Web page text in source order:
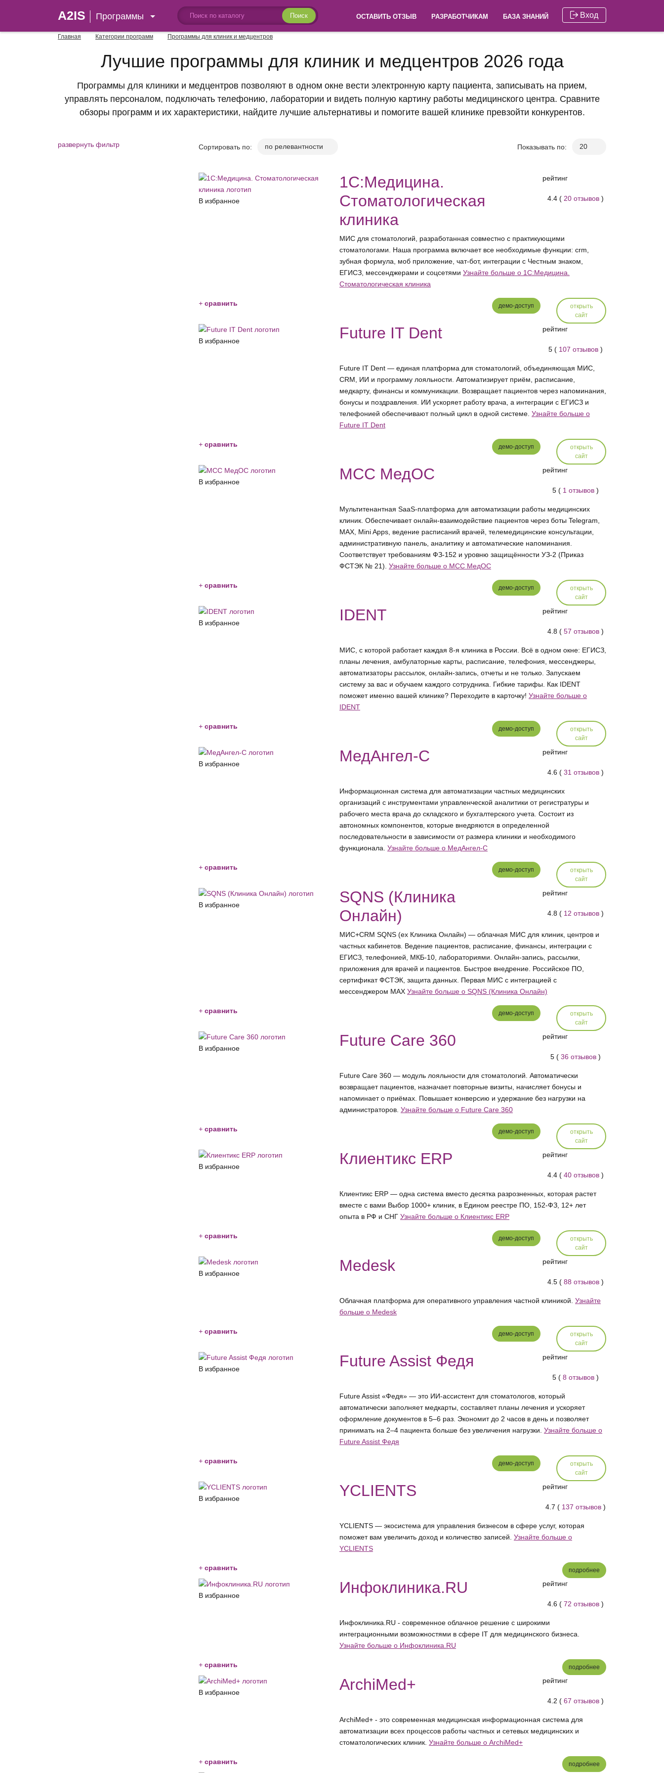
A2IS Программы ОСТАВИТЬ ОТЗЫВ РАЗРАБОТЧИКАМ БАЗА ЗНАНИЙ
Поиск Вход
Главная Категории программ Программы для клиник и медцентров
Лучшие программы для клиник и медцентров 2026 года
Программы для клиники и медцентров позволяют в одном окне вести электронную карту пациента, записывать на прием,
управлять персоналом, подключать телефонию, лаборатории и видеть полную картину работы медицинского центра. Сравните
обзоры программ и их характеристики, найдите лучшие альтернативы и помогите вашей клинике превзойти конкурентов.
развернуть фильтр Сортировать по: Показывать по:
В избранное
1C:Медицина.
Стоматологическая
клиника
рейтинг
4.4 (20 отзывов )
МИС для стоматологий, разработанная совместно с практикующими
стоматологами. Наша программа включает все необходимые функции: crm,
зубная формула, моб приложение, чат-бот, интеграции с Честным знаком,
ЕГИСЗ, мессенджерами и соцсетями Узнайте больше о 1C:Медицина.
Стоматологическая клиника
демо-доступ
открыть
сайт
+ сравнить
В избранное Future IT Dent рейтинг
5 ( 107 отзывов )
Future IT Dent — единая платформа для стоматологий, объединяющая МИС,
CRM, ИИ и программу лояльности. Автоматизирует приём, расписание,
медкарту, финансы и коммуникации. Возвращает пациентов через напоминания,
бонусы и поздравления. ИИ ускоряет работу врача, а интеграции с ЕГИСЗ и
телефонией обеспечивают полный цикл в одной системе. Узнайте больше о
Future IT Dent
демо-доступ
открыть
сайт
+ сравнить
В избранное МСС МедОС рейтинг
5 ( 1 отзывов )
Мультитенантная SaaS-платформа для автоматизации работы медицинских
клиник. Обеспечивает онлайн-взаимодействие пациентов через боты Telegram,
MAX, Mini Apps, ведение расписаний врачей, телемедицинские консультации,
административную панель, аналитику и автоматические напоминания.
Соответствует требованиям ФЗ-152 и уровню защищённости УЗ-2 (Приказ
ФСТЭК № 21). Узнайте больше о МСС МедОС
демо-доступ
открыть
сайт
+ сравнить
В избранное IDENT рейтинг
4.8 (57 отзывов )
МИС, с которой работает каждая 8-я клиника в России. Всё в одном окне: ЕГИСЗ,
планы лечения, амбулаторные карты, расписание, телефония, мессенджеры,
автоматизаторы рассылок, онлайн-запись, отчеты и не только. Запускаем
систему за вас и обучаем каждого сотрудника. Гибкие тарифы. Как IDENT
поможет именно вашей клинике? Переходите в карточку! Узнайте больше о
IDENT
демо-доступ
открыть
сайт
+ сравнить
В избранное МедАнгел-С рейтинг
4.6 (31 отзывов )
Информационная система для автоматизации частных медицинских
организаций с инструментами управленческой аналитики от регистратуры и
рабочего места врача до складского и бухгалтерского учета. Состоит из
автономных компонентов, которые внедряются в определенной
последовательности в зависимости от размера клиники и необходимого
функционала. Узнайте больше о МедАнгел-С
демо-доступ
открыть
сайт
+ сравнить
В избранное
SQNS (Клиника
Онлайн)
рейтинг
4.8 ( 12 отзывов )
МИС+CRM SQNS (ex Клиника Онлайн) — облачная МИС для клиник, центров и
частных кабинетов. Ведение пациентов, расписание, финансы, интеграции с
ЕГИСЗ, телефонией, МКБ-10, лабораториями. Онлайн-запись, рассылки,
приложения для врачей и пациентов. Быстрое внедрение. Российское ПО,
сертификат ФСТЭК, защита данных. Первая МИС с интеграцией с
мессенджером MAX Узнайте больше о SQNS (Клиника Онлайн)
демо-доступ
открыть
сайт
+ сравнить
В избранное Future Care 360 рейтинг
5 (36 отзывов )
Future Care 360 — модуль лояльности для стоматологий. Автоматически
возвращает пациентов, назначает повторные визиты, начисляет бонусы и
напоминает о приёмах. Повышает конверсию и удержание без нагрузки на
администраторов. Узнайте больше о Future Care 360
демо-доступ
открыть
сайт
+ сравнить
В избранное Клиентикс ERP рейтинг
4.4 (40 отзывов )
Клиентикс ERP — одна система вместо десятка разрозненных, которая растет
вместе с вами Выбор 1000+ клиник, в Едином реестре ПО, 152-ФЗ, 12+ лет
опыта в РФ и СНГ Узнайте больше о Клиентикс ERP
демо-доступ
открыть
сайт
+ сравнить
В избранное Medesk рейтинг
4.5 (88 отзывов )
Облачная платформа для оперативного управления частной клиникой. Узнайте
больше о Medesk
демо-доступ
открыть
сайт
+ сравнить
В избранное Future Assist Федя рейтинг
5 (8 отзывов )
Future Assist «Федя» — это ИИ-ассистент для стоматологов, который
автоматически заполняет медкарты, составляет планы лечения и ускоряет
оформление документов в 5–6 раз. Экономит до 2 часов в день и позволяет
принимать на 2–4 пациента больше без увеличения нагрузки. Узнайте больше о
Future Assist Федя
демо-доступ
открыть
сайт
+ сравнить
В избранное YCLIENTS рейтинг
4.7 ( 137 отзывов )
YCLIENTS — экосистема для управления бизнесом в сфере услуг, которая
поможет вам увеличить доход и количество записей. Узнайте больше о
YCLIENTS
подробнее
+ сравнить
В избранное Инфоклиника.RU рейтинг
4.6 (72 отзывов )
Инфоклиника.RU - современное облачное решение с широкими
интеграционными возможностями в сфере IT для медицинского бизнеса.
Узнайте больше о Инфоклиника.RU
подробнее
+ сравнить
В избранное ArchiMed+ рейтинг
4.2 (67 отзывов )
ArchiMed+ - это современная медицинская информационная система для
автоматизации всех процессов работы частных и сетевых медицинских и
стоматологических клиник. Узнайте больше о ArchiMed+
подробнее
+ сравнить